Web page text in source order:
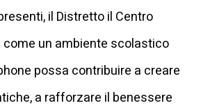
il Distretto il Centro
un ambiente scolastico
possa contribuire a creare
a rafforzare il benessere